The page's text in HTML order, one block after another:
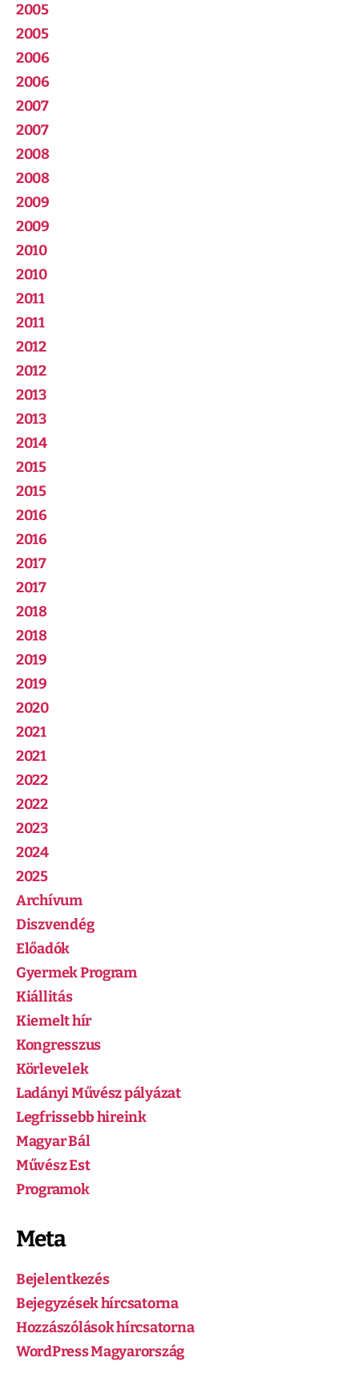
2005
2005
2006
2006
2007
2007
2008
2008
2009
2009
2010
2010
2011
2011
2012
2012
2013
2013
2014
2015
2015
2016
2016
2017
2017
2018
2018
2019
2019
2020
2021
2021
2022
2022
2023
2024
2025
Archívum
Diszvendég
Előadók
Gyermek Program
Kiállitás
Kiemelt hír
Kongresszus
Körlevelek
Ladányi Művész pályázat
Legfrissebb hireink
Magyar Bál
Művész Est
Programok
Meta
Bejelentkezés
Bejegyzések hírcsatorna
Hozzászólások hírcsatorna
WordPress Magyarország